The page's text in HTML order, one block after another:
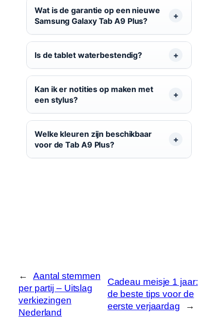
Wat is de garantie op een nieuwe
Samsung Galaxy Tab A9 Plus?
Is de tablet waterbestendig?
Kan ik er notities op maken met
een stylus?
Welke kleuren zijn beschikbaar
voor de Tab A9 Plus?
←
Aantal stemmen
per partij – Uitslag
verkiezingen
Nederland
Cadeau meisje 1 jaar:
de beste tips voor de
eerste verjaardag
→